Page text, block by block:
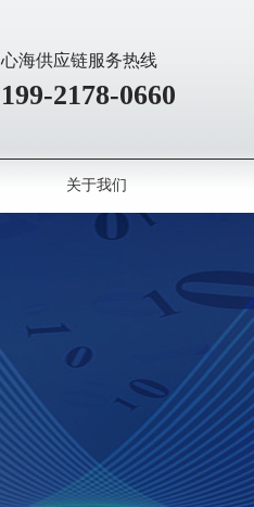
心海供应链服务热线
199-2178-0660
关于我们